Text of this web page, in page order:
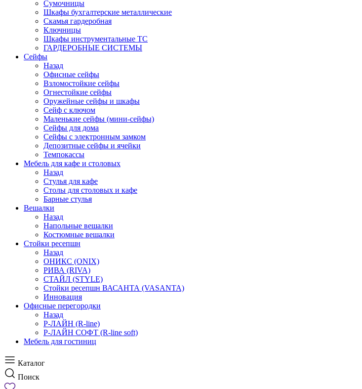
Сумочницы
Шкафы бухгалтерские металлические
Скамья гардеробная
Ключницы
Шкафы инструментальные ТС
ГАРДЕРОБНЫЕ СИСТЕМЫ
Сейфы
Назад
Офисные сейфы
Взломостойкие сейфы
Огнестойкие сейфы
Оружейные сейфы и шкафы
Сейф с ключом
Маленькие сейфы (мини-сейфы)
Сейфы для дома
Сейфы с электронным замком
Депозитные сейфы и ячейки
Темпокассы
Мебель для кафе и столовых
Назад
Стулья для кафе
Столы для столовых и кафе
Барные стулья
Вешалки
Назад
Напольные вешалки
Костюмные вешалки
Стойки ресепшн
Назад
ОНИКС (ONIX)
РИВА (RIVA)
СТАЙЛ (STYLE)
Стойки ресепшн ВАСАНТА (VASANTA)
Инновация
Офисные перегородки
Назад
Р-ЛАЙН (R-line)
Р-ЛАЙН СОФТ (R-line soft)
Мебель для гостиниц
Каталог
Поиск